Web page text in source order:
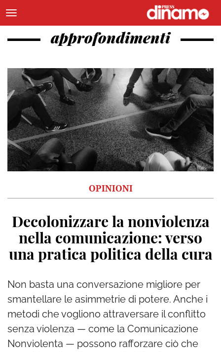
approfondimenti
OPINIONI
Decolonizzare la nonviolenza
nella comunicazione: verso
una pratica politica della cura
Non basta una conversazione migliore per
smantellare le asimmetrie di potere. Anche i
metodi che vogliono attraversare il conflitto
senza violenza — come la Comunicazione
Nonviolenta — possono rafforzare ciò che